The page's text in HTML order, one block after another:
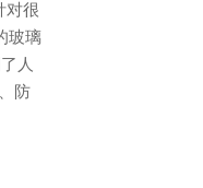
对很
玻璃
人
防